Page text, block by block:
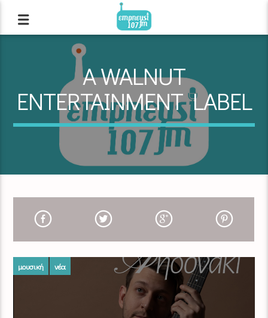
A WALNUT
ENTERTAINMENT LABEL
μουσική νέα